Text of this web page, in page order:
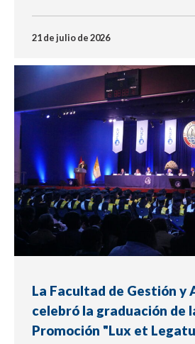
21 de julio de 2026
NOTICIA
La Facultad de Gestión y
celebró la graduación de
Promoción "Lux et